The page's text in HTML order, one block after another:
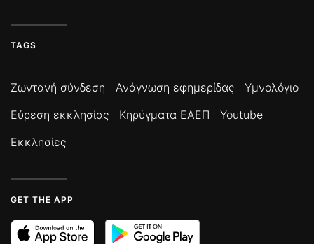
TAGS
Ζωντανή σύνδεση Ανάγνωση εφημερίδας
Υμνολόγιο
Εύρεση εκκλησίας
Κηρύγματα ΕΑΕΠ
Youtube
Εκκλησίες
GET THE APP